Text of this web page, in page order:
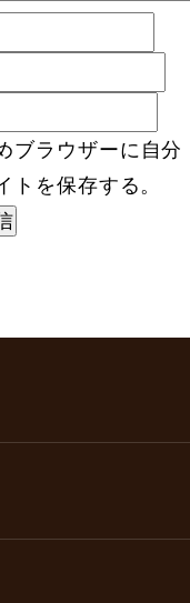
ブラウザーに自分
トを保存する。